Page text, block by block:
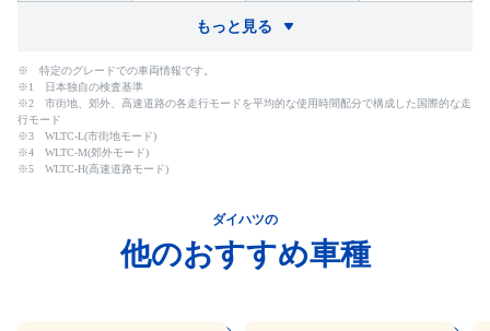
もっと見る
※ 特定のグレードでの車両情報です。
※1 日本独自の検査基準
※2 市街地、郊外、高速道路の各走行モードを平均的な使用時間配分で構成した国際的な走
行モード
※3 WLTC-L(市街地モード)
※4 WLTC-M(郊外モード)
※5 WLTC-H(高速道路モード)
ダイハツの
他のおすすめ車種